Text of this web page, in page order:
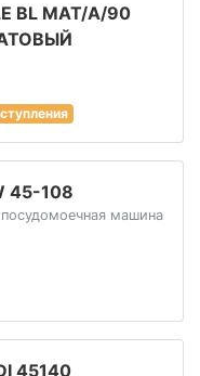
BL MAT/A/90
45-108
машина
45140